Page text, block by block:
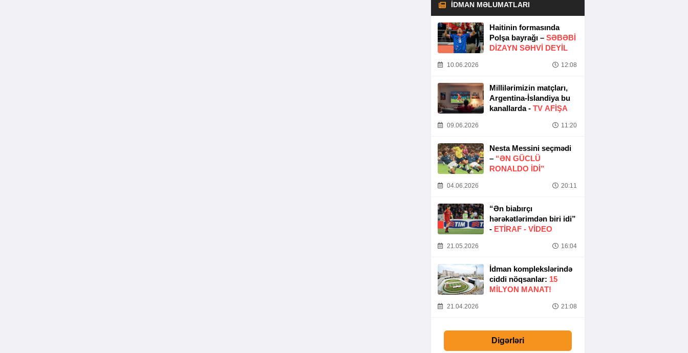
İDMAN MƏLUMATLARI
Haitinin formasında
Polşa bayrağı – SƏBƏBI
DIZAYN SƏHVI DEYIL
10.06.2026 12:08
Millilərimizin matçları,
Argentina-İslandiya bu
kanallarda - TV AFİŞA
09.06.2026 11:20
Nesta Messini seçmədi
– “ƏN GÜCLÜ
RONALDO IDI”
04.06.2026 20:11
“Ən biabırçı
hərəkətlərimdən biri idi”
- ETIRAF - VİDEO
21.05.2026 16:04
İdman komplekslərində
ciddi nöqsanlar: 15
MILYON MANAT!
21.04.2026 21:08
Digərləri